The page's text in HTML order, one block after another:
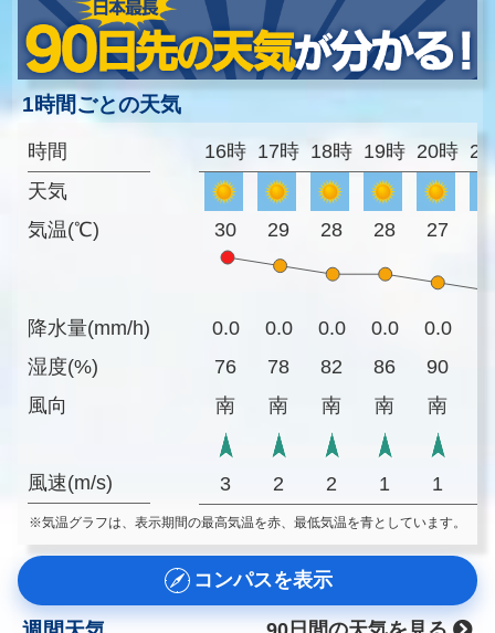
1時間ごとの天気
時間
天気
気温(℃)
降水量(mm/h)
湿度(%)
風向
風速(m/s)
16時 17時 18時 19時 20時
30 29 28 28 27
0.0 0.0 0.0 0.0 0.0
76
78 82 86 90
南
南 南 南 南
3 2 2 1 1
※気温グラフは、表示期間の最高気温を赤、最低気温を青としています。
コンパスを表示